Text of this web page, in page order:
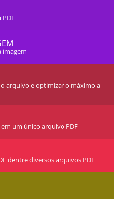
PDF
imagem
arquivo e optimizar o máximo a
em um único arquivo PDF
dentre diversos arquivos PDF